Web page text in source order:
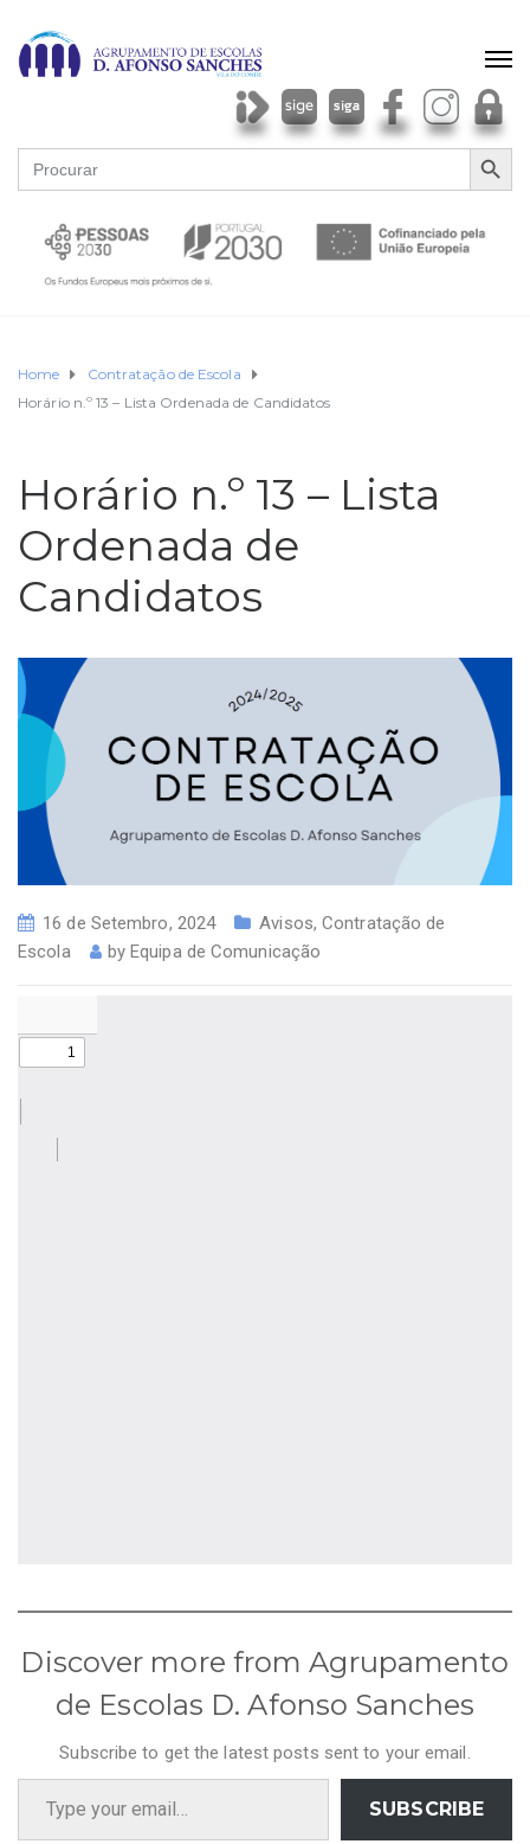
Search
for:
SEARCH
Home
Contratação de Escola
Horário n.º 13 – Lista Ordenada de Candidatos
Horário n.º 13 – Lista
Ordenada de
Candidatos
16 de Setembro, 2024 Avisos,Contratação de
Escola
by Equipa de Comunicação
Discover more from Agrupamento
de Escolas D. Afonso Sanches
Subscribe to get the latest posts sent to your email.
Type your email…
SUBSCRIBE